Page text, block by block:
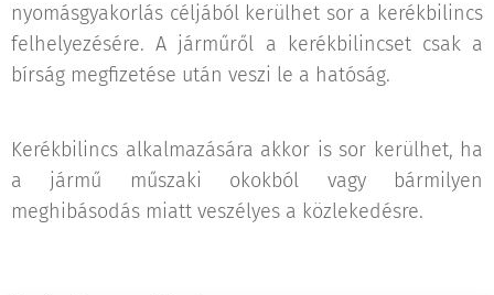
nyomásgyakorlás céljából kerülhet sor a kerékbilincs
felhelyezésére. A járműről a kerékbilincset csak a
bírság megfizetése után veszi le a hatóság.
Kerékbilincs alkalmazására akkor is sor kerülhet, ha
a jármű műszaki okokból vagy bármilyen
meghibásodás miatt veszélyes a közlekedésre.